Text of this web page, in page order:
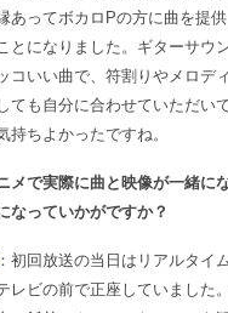
あってボカロPの方に曲を提
とになりました。ギターサウ
コいい曲で、符割りやメロデ
ても自分に合わせていただい
持ちよかったですね。
メで実際に曲と映像が一緒に
なっていかがですか？
：初回放送の当日はリアルタイ
レビの前で正座していました